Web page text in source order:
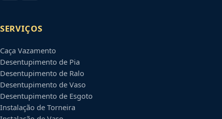
SERVIÇOS
Caça Vazamento
Desentupimento de Pia
Desentupimento de Ralo
Desentupimento de Vaso
Desentupimento de Esgoto
Instalação de Torneira